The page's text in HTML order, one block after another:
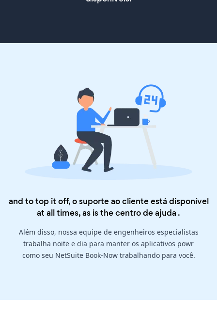
and to top it off, o suporte ao cliente está disponível
at all times, as is thecentro de ajuda .
Além disso, nossa equipe de engenheiros especialistas
trabalha noite e dia para manter os aplicativos powr
como seu NetSuite Book-Now trabalhando para você.